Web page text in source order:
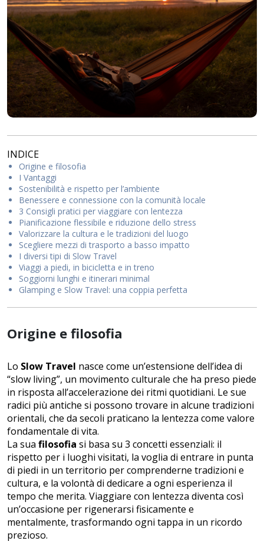
INDICE
Origine e filosofia
I Vantaggi
Sostenibilità e rispetto per l’ambiente
Benessere e connessione con la comunità locale
3 Consigli pratici per viaggiare con lentezza
Pianificazione flessibile e riduzione dello stress
Valorizzare la cultura e le tradizioni del luogo
Scegliere mezzi di trasporto a basso impatto
I diversi tipi di Slow Travel
Viaggi a piedi, in bicicletta e in treno
Soggiorni lunghi e itinerari minimal
Glamping e Slow Travel: una coppia perfetta
Origine e filosofia
Lo Slow Travel nasce come un’estensione dell’idea di
“slow living”, un movimento culturale che ha preso piede
in risposta all’accelerazione dei ritmi quotidiani. Le sue
radici più antiche si possono trovare in alcune tradizioni
orientali, che da secoli praticano la lentezza come valore
fondamentale di vita.
La sua filosofia si basa su 3 concetti essenziali: il
rispetto per i luoghi visitati, la voglia di entrare in punta
di piedi in un territorio per comprenderne tradizioni e
cultura, e la volontà di dedicare a ogni esperienza il
tempo che merita. Viaggiare con lentezza diventa così
un’occasione per rigenerarsi fisicamente e
mentalmente, trasformando ogni tappa in un ricordo
prezioso.